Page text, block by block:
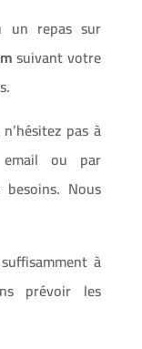
un repas sur
suivant votre
pas à
ou par
Nous
à
prévoir les